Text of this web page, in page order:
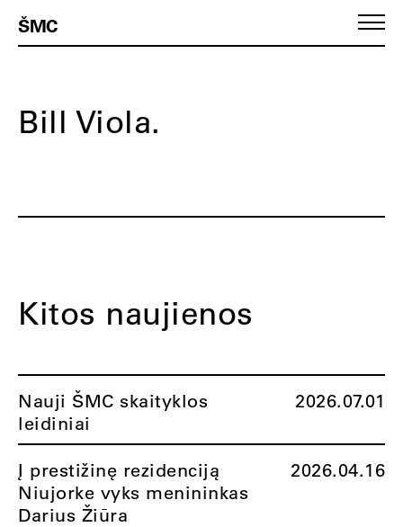
ŠMC
Bill Viola.
Kitos naujienos
Nauji ŠMC skaityklos
leidiniai
2026.07.01
Į prestižinę rezidenciją
Niujorke vyks menininkas
Darius Žiūra
2026.04.16